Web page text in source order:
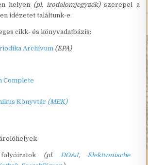
helyen (pl. irodalomjegyzék)szerepel a
idézetet találtunk-e.
cikk- és könyvadatbázis:
Archívum (EPA)
Complete
Könyvtár (MEK)
(pl. DOAJ,
Elektronische